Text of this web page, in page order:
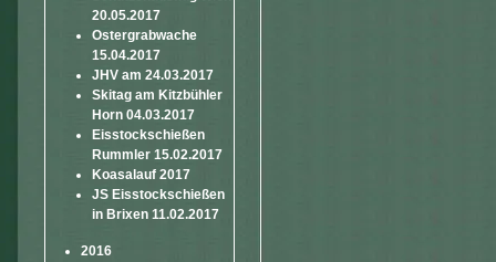
20.05.2017
Ostergrabwache
15.04.2017
JHV am 24.03.2017
Skitag am Kitzbühler
Horn 04.03.2017
Eisstockschießen
Rummler 15.02.2017
Koasalauf 2017
JS Eisstockschießen
in Brixen 11.02.2017
2016